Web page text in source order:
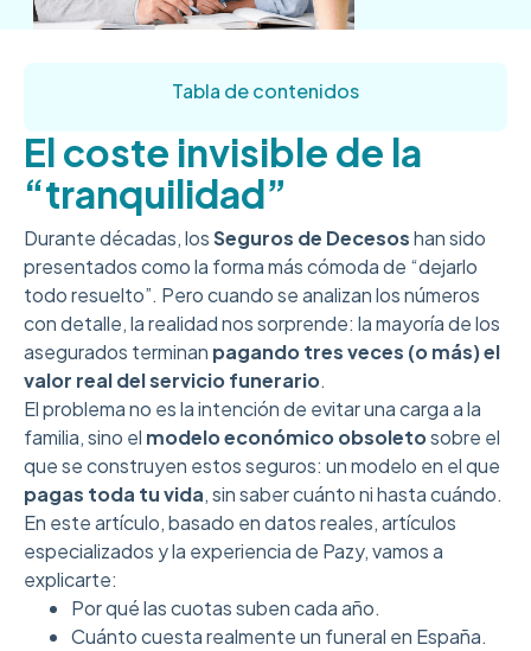
Tabla de contenidos
El coste invisible de la
“tranquilidad”
Durante décadas, losSeguros de Decesoshan sido
presentados como la forma más cómoda de “dejarlo
todo resuelto”. Pero cuando se analizan los números
con detalle, la realidad nos sorprende: la mayoría de los
asegurados terminan pagando tres veces (o más) el
valor real del servicio funerario.
El problema no es la intención de evitar una carga a la
familia, sino el modelo económico obsoletosobre el
que se construyen estos seguros: un modelo en el que
pagas toda tu vida, sin saber cuánto ni hasta cuándo.
En este artículo, basado en datos reales, artículos
especializados y la experiencia de Pazy, vamos a
explicarte:
Por qué las cuotas suben cada año.
Cuánto cuesta realmente un funeral en España.